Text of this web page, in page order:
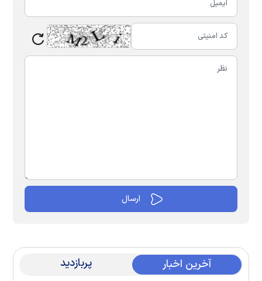
آخرین اخبار پربازدید